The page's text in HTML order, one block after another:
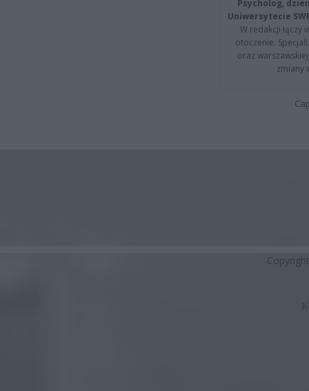
Psycholog,
Uniwersytecie
W redakcji łączy
otoczenie.
oraz
zmiany